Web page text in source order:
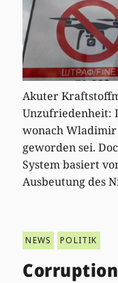
Akuter
Unzufriedenheit:
wonach
geworden sei.
System basiert
Ausbeutung des
NEWS POLITIK